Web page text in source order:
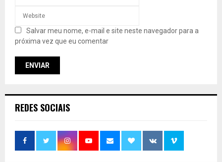
Salvar meu nome, e-mail e site neste navegador para a
próxima vez que eu comentar
REDES SOCIAIS